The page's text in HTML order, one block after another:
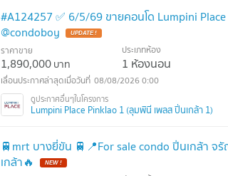
#A124257 ✅ 6/5/69 ขายคอนโด Lumpini
@condoboy
ราคาขาย
1,890,000บาท
ประเภทห้อง
1 ห้องนอน
08/08/2026 0:00
Lumpini Place Pinklao 1 (ลุมพินี เพลส ปิ่นเกล้า 1)
🚆mrt บางยี่ขัน 🚆📍For sale condo ปิ่นเกล้า
เกล้า🔥